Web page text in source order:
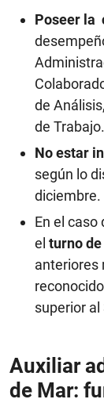
Poseer la
de
de Trabajo.
No estar
según lo
diciembre.
En el
el turno
anteriores
superior al
Auxiliar
de Mar: